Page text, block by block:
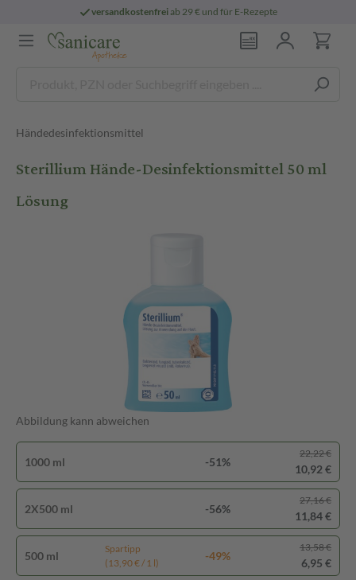
versandkostenfreiab 29 € und für E-Rezepte
Händedesinfektionsmittel
Sterillium Hände-Desinfektionsmittel 50 ml
Lösung
Abbildung kann abweichen
1000 ml -51%
22,22 €
10,92 €
2X500 ml -56%
27,16 €
11,84 €
500 ml
Spartipp
(13,90 € / 1 l)
-49%
13,58 €
6,95 €